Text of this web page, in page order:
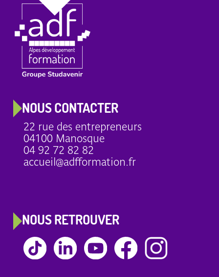
NOUS CONTACTER
22 rue des entrepreneurs
04100 Manosque
04 92 72 82 82
accueil@adfformation.fr
NOUS RETROUVER